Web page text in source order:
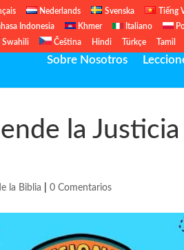
Nederlands Svenska Tiếng
Indonesia Khmer Italiano
Swahili Čeština Hindi Türkçe Tamil
Sobre Nosotros
la
la Biblia |0 Comentarios